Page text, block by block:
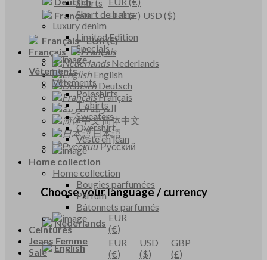
Français
EUR(€) USD ($)
Français-EUR(€)
Français
Nederlands
English
Deutsch
Français
العربية
简体中文
日本語
Русский
Choose your language / currency
Nederlands EUR
(€)
English
EUR
(€)
USD
($)
GBP
(£)
Shorts
Short de bains
Luxury denim
Limited Edition
Specials
Vêtements
Vêtements
Poloshirts
T-shirts
Sweaters
Overshirt
Veste en jean
Home collection
Home collection
Bougies parfumées
Parfum
Bâtonnets parfumés
Ceintures
Jeans Femme
Sale